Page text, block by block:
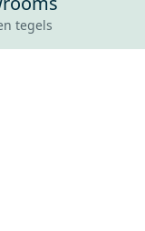
tegels